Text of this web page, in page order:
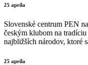
25 apríla
Slovenské centrum PEN
českým klubom na
najbližších národov, ktoré
25 apríla